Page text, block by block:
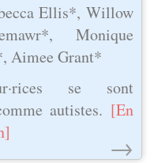
Ellis*, Willow
Monique
Aimee Grant*
se sont
autistes. [En
→